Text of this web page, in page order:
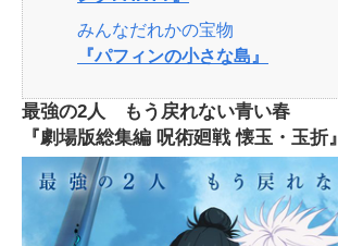
みんなだれかの宝物
『パフィンの小さな島』
最強の2人 もう戻れない青い春
『劇場版総集編 呪術廻戦 懐玉・玉折』